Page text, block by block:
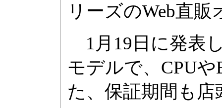
リーズのWeb直
1月19日に発表
モデルで、CPU
た、保証期間も